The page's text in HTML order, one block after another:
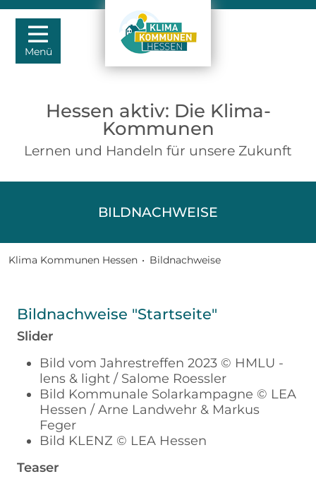
Menü
Hessen aktiv: Die Klima-
Kommunen
Lernen und Handeln für unsere Zukunft
BILDNACHWEISE
Klima Kommunen Hessen • Bildnachweise
Bildnachweise "Startseite"
Slider
Bild vom Jahrestreffen 2023 © HMLU -
lens & light / Salome Roessler
Bild Kommunale Solarkampagne © LEA
Hessen / Arne Landwehr & Markus
Feger
Bild KLENZ © LEA Hessen
Teaser